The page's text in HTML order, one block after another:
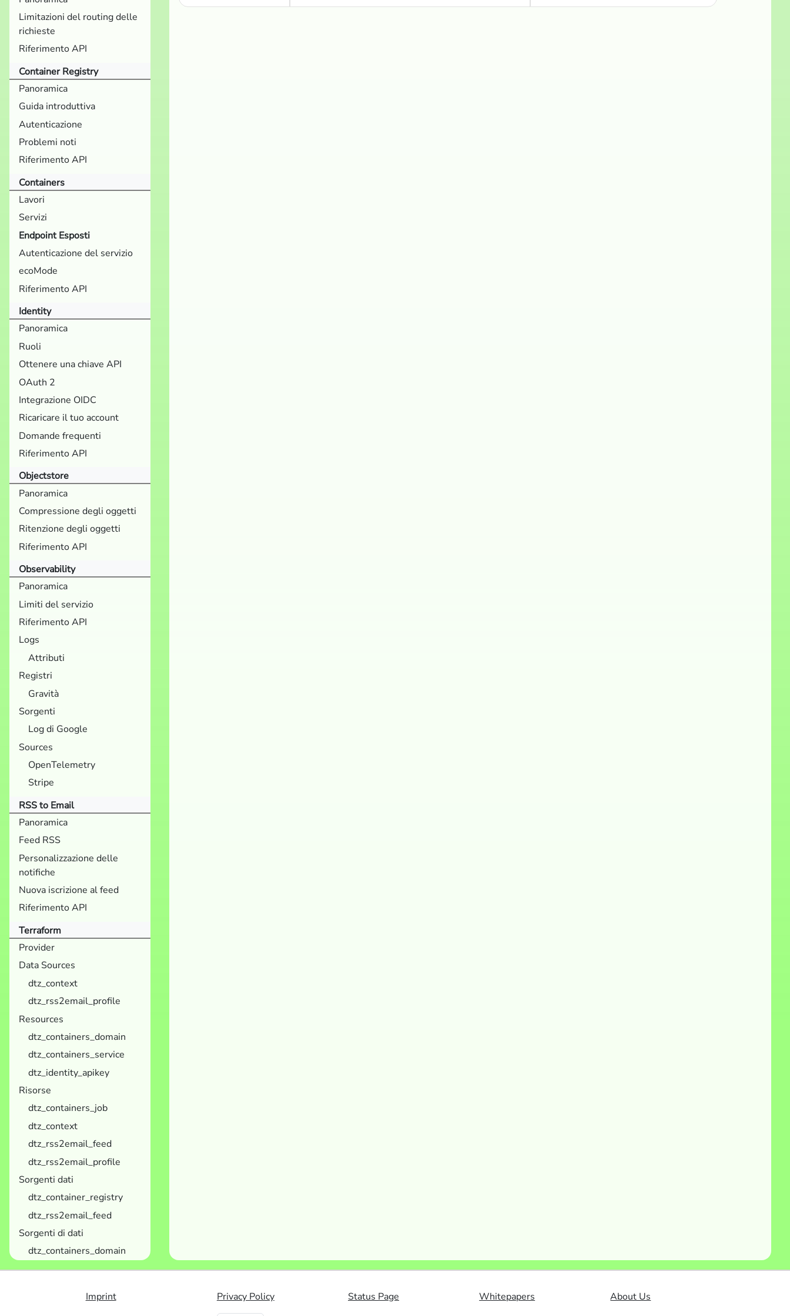
Limitazioni del routing delle
richieste
Riferimento API
Container Registry
Panoramica
Guida introduttiva
Autenticazione
Problemi noti
Riferimento API
Containers
Lavori
Servizi
Endpoint Esposti
Autenticazione del servizio
ecoMode
Riferimento API
Identity
Panoramica
Ruoli
Ottenere una chiave API
OAuth 2
Integrazione OIDC
Ricaricare il tuo account
Domande frequenti
Riferimento API
Objectstore
Panoramica
Compressione degli oggetti
Ritenzione degli oggetti
Riferimento API
Observability
Panoramica
Limiti del servizio
Riferimento API
Logs
Attributi
Registri
Gravità
Sorgenti
Log di Google
Sources
OpenTelemetry
Stripe
RSS to Email
Panoramica
Feed RSS
Personalizzazione delle
notifiche
Nuova iscrizione al feed
Riferimento API
Terraform
Provider
Data Sources
dtz_context
dtz_rss2email_profile
Resources
dtz_containers_domain
dtz_containers_service
dtz_identity_apikey
Risorse
dtz_containers_job
dtz_context
dtz_rss2email_feed
dtz_rss2email_profile
Sorgenti dati
dtz_container_registry
dtz_rss2email_feed
Sorgenti di dati
dtz_containers_domain
Imprint Privacy Policy Status Page Whitepapers About Us